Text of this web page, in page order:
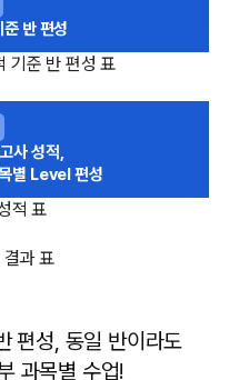
반 편성
사 성적,
별 Level 편성
편성, 동일 반이라도
과목별 수업!